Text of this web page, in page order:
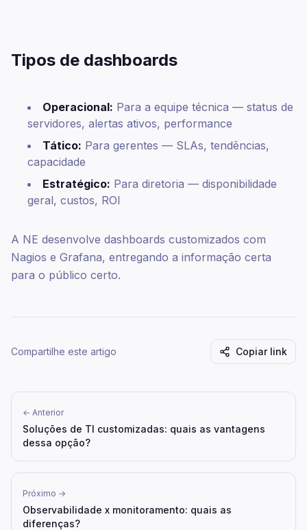
Tipos de dashboards
Operacional: Para a equipe técnica — status de
servidores, alertas ativos, performance
Tático: Para gerentes — SLAs, tendências,
capacidade
Estratégico: Para diretoria — disponibilidade
geral, custos, ROI
A NE desenvolve dashboards customizados com
Nagios e Grafana, entregando a informação certa
para o público certo.
Compartilhe este artigo Copiar link
← Anterior
Soluções de TI customizadas: quais as vantagens
dessa opção?
Próximo →
Observabilidade x monitoramento: quais as
diferenças?